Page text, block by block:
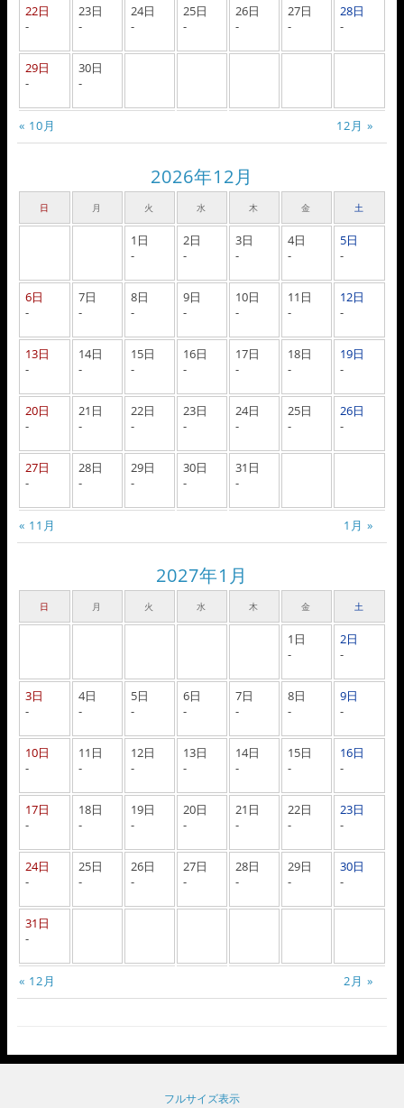
« 10月 12月 »
22日
-
23日
-
24日
-
25日
-
26日
-
27日
-
28日
-
29日
-
30日
-
2026年12月
日 月 火 水 木 金 土
« 11月 1月 »
1日
-
2日
-
3日
-
4日
-
5日
-
6日
-
7日
-
8日
-
9日
-
10日
-
11日
-
12日
-
13日
-
14日
-
15日
-
16日
-
17日
-
18日
-
19日
-
20日
-
21日
-
22日
-
23日
-
24日
-
25日
-
26日
-
27日
-
28日
-
29日
-
30日
-
31日
-
2027年1月
日 月 火 水 木 金 土
« 12月 2月 »
1日
-
2日
-
3日
-
4日
-
5日
-
6日
-
7日
-
8日
-
9日
-
10日
-
11日
-
12日
-
13日
-
14日
-
15日
-
16日
-
17日
-
18日
-
19日
-
20日
-
21日
-
22日
-
23日
-
24日
-
25日
-
26日
-
27日
-
28日
-
29日
-
30日
-
31日
-
フルサイズ表示